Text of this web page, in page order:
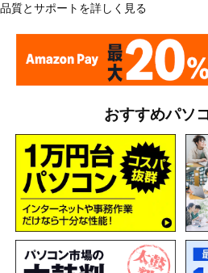
品質とサポートを詳しく見る
おすすめパソ